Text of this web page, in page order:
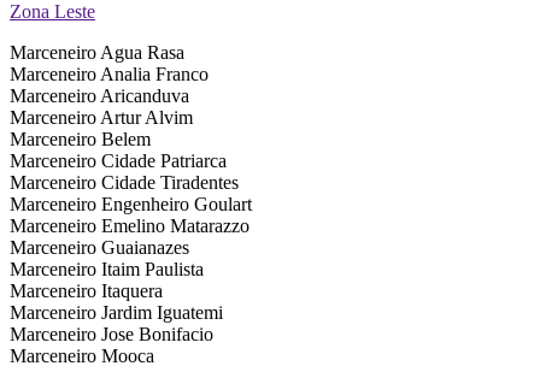
Zona Leste
Marceneiro Agua Rasa
Marceneiro Analia Franco
Marceneiro Aricanduva
Marceneiro Artur Alvim
Marceneiro Belem
Marceneiro Cidade Patriarca
Marceneiro Cidade Tiradentes
Marceneiro Engenheiro Goulart
Marceneiro Emelino Matarazzo
Marceneiro Guaianazes
Marceneiro Itaim Paulista
Marceneiro Itaquera
Marceneiro Jardim Iguatemi
Marceneiro Jose Bonifacio
Marceneiro Mooca